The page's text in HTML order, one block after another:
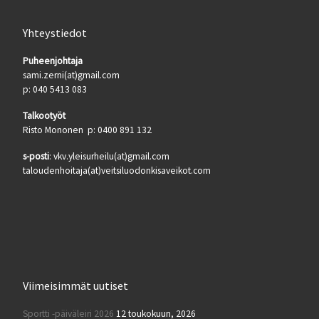
Yhteystiedot
Puheenjohtaja
sami.zerni(at)gmail.com
p: 040 5413 083
Talkootyöt
Risto Mononen p: 0400 891 132
s-posti: vkv.yleisurheilu(at)gmail.com
taloudenhoitaja(at)veitsiluodonkisaveikot.com
Viimeisimmät uutiset
Sportti -päiväleiri 2026 12 toukokuun, 2026